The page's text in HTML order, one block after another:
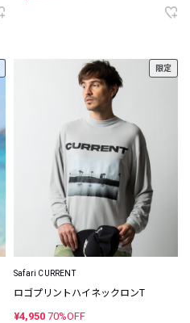
限定
Safari CURRENT
ロゴプリントハイネックロンT
¥4,950 70%OFF